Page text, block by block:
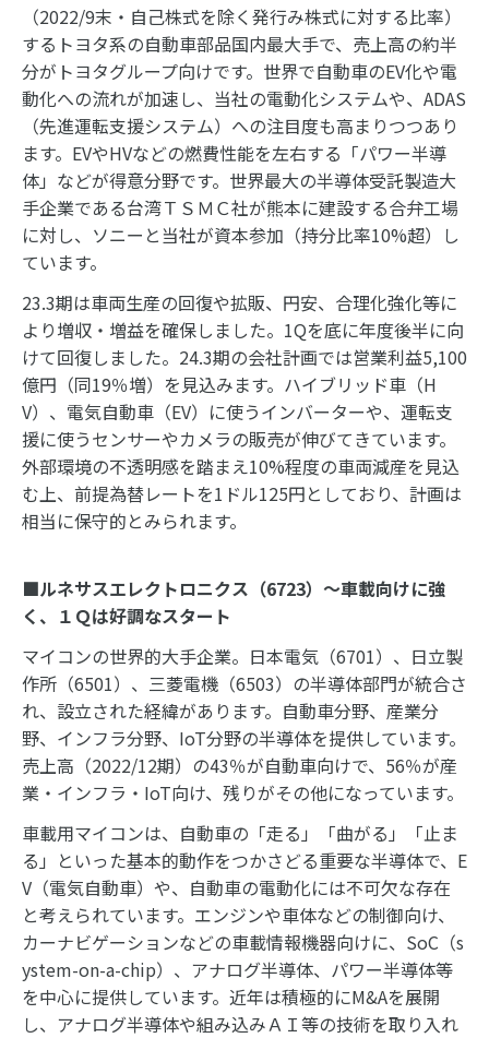
（2022/9末・自己株式を除く発行み株式に対する比率）
するトヨタ系の自動車部品国内最大手で、売上高の約半
分がトヨタグループ向けです。世界で自動車のEV化や電
動化への流れが加速し、当社の電動化システムや、ADAS
（先進運転支援システム）への注目度も高まりつつあり
ます。EVやHVなどの燃費性能を左右する「パワー半導
体」などが得意分野です。世界最大の半導体受託製造大
手企業である台湾ＴＳＭＣ社が熊本に建設する合弁工場
に対し、ソニーと当社が資本参加（持分比率10%超）し
ています。
23.3期は車両生産の回復や拡販、円安、合理化強化等に
より増収・増益を確保しました。1Qを底に年度後半に向
けて回復しました。24.3期の会社計画では営業利益5,100
億円（同19％増）を見込みます。ハイブリッド車（H
V）、電気自動車（EV）に使うインバーターや、運転支
援に使うセンサーやカメラの販売が伸びてきています。
外部環境の不透明感を踏まえ10%程度の車両減産を見込
む上、前提為替レートを1ドル125円としており、計画は
相当に保守的とみられます。
■ルネサスエレクトロニクス（6723）～車載向けに強
く、１Ｑは好調なスタート
マイコンの世界的大手企業。日本電気（6701）、日立製
作所（6501）、三菱電機（6503）の半導体部門が統合さ
れ、設立された経緯があります。自動車分野、産業分
野、インフラ分野、IoT分野の半導体を提供しています。
売上高（2022/12期）の43％が自動車向けで、56％が産
業・インフラ・IoT向け、残りがその他になっています。
車載用マイコンは、自動車の「走る」「曲がる」「止ま
る」といった基本的動作をつかさどる重要な半導体で、E
V（電気自動車）や、自動車の電動化には不可欠な存在
と考えられています。エンジンや車体などの制御向け、
カーナビゲーションなどの車載情報機器向けに、SoC（s
ystem-on-a-chip）、アナログ半導体、パワー半導体等
を中心に提供しています。近年は積極的にM&Aを展開
し、アナログ半導体や組み込みＡＩ等の技術を取り入れ